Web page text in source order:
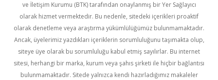
ve İletişim Kurumu (BTK) tarafından onaylanmış bir Yer Sağlayıcı
olarak hizmet vermektedir. Bu nedenle, sitedeki içerikleri proaktif
olarak denetleme veya araştırma yükümlülüğümüz bulunmamaktadır.
Ancak, üyelerimiz yazdıkları içeriklerin sorumluluğunu taşımakta olup,
siteye üye olarak bu sorumluluğu kabul etmiş sayılırlar. Bu internet
sitesi, herhangi bir marka, kurum veya şahıs şirketi ile hiçbir bağlantısı
bulunmamaktadır. Sitede yalnızca kendi hazırladığımız makaleler